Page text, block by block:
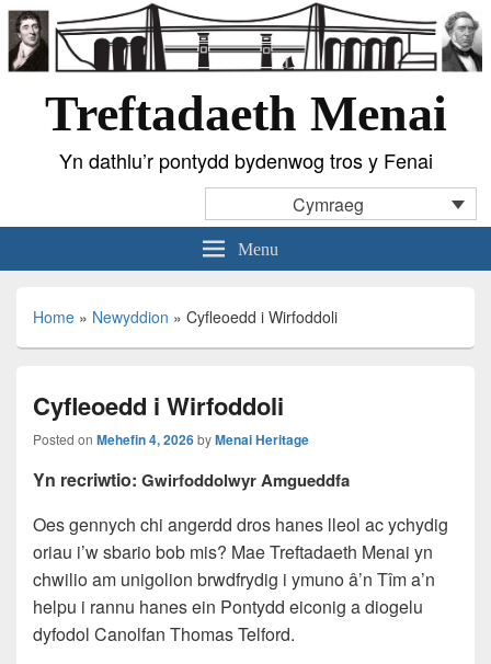
Treftadaeth Menai
Yn dathlu’r pontydd bydenwog tros y Fenai
Cymraeg
Menu
Home » Newyddion » Cyfleoedd i Wirfoddoli
Cyfleoedd i Wirfoddoli
Posted on Mehefin 4, 2026byMenai Heritage
Yn recriwtio: Gwirfoddolwyr Amgueddfa
Oes gennych chi angerdd dros hanes lleol ac ychydig
oriau i’w sbario bob mis? Mae Treftadaeth Menai yn
chwilio am unigolion brwdfrydig i ymuno â’n Tîm a’n
helpu i rannu hanes ein Pontydd eiconig a diogelu
dyfodol Canolfan Thomas Telford.